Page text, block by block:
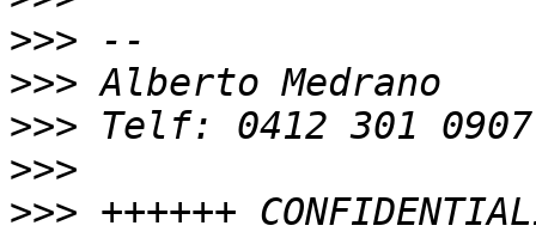
>>>
>>>
>>>
>>>
>>>